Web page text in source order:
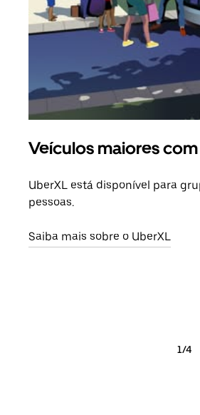
Veículos maiores
UberXL está disponível para
pessoas.
Saiba mais sobre o UberXL
1/4